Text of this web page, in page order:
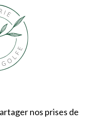
nos prises de